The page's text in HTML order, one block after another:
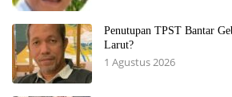
Penutupan TPST Bantar
Larut?
1 Agustus 2026